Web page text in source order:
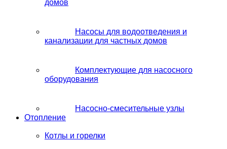
домов
Насосы для водоотведения и
канализации для частных домов
Комплектующие для насосного
оборудования
Насосно-смесительные узлы
Отопление
Котлы и горелки